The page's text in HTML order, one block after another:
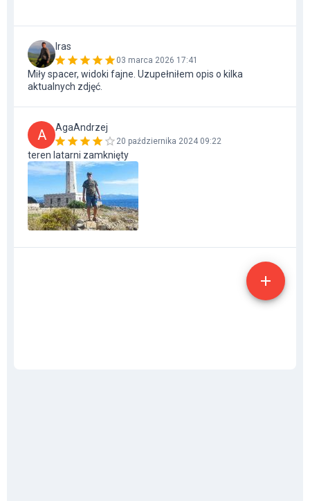
Iras
03 marca 2026 17:41
Miły spacer, widoki fajne. Uzupełniłem opis o kilka
aktualnych zdjęć.
A AgaAndrzej
20 października 2024 09:22
teren latarni zamknięty